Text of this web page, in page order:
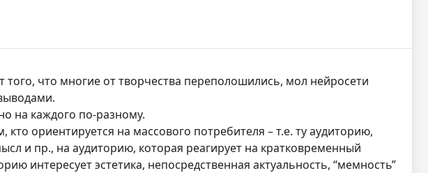
того, что многие от творчества переполошились, мол нейросети
на каждого по-разному.
ориентируется на массового потребителя – т.е. ту аудиторию,
и пр., на аудиторию, которая реагирует на кратковременный
интересует эстетика, непосредственная актуальность, “мемность”